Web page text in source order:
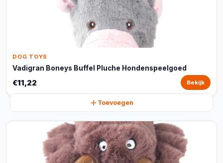
DOG TOYS
Vadigran Boneys Buffel Pluche Hondenspeelgoed
€11,22 Bekijk
Toevoegen